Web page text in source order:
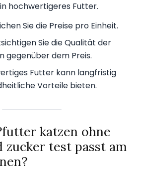
hochwertigeres Futter.
Sie die Preise pro Einheit.
Sie die Qualität der
gegenüber dem Preis.
Futter kann langfristig
Vorteile bieten.
katzen ohne
zucker test passt am